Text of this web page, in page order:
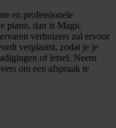
en professionele
piano, dan is Magic
verhuizers zal ervoor
verplaatst, zodat je je
of letsel. Neem
om een afspraak te